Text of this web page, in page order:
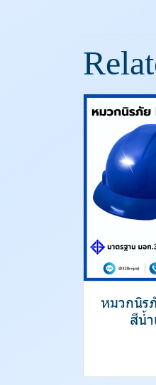
หมวกนิร
สีน้